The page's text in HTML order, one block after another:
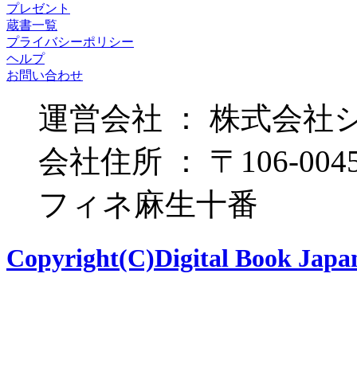
プレゼント
蔵書一覧
プライバシーポリシー
ヘルプ
お問い合わせ
運営会社 ： 株式会社
会社住所 ： 〒106-
フィネ麻生十番
Copyright(C)Digital Book